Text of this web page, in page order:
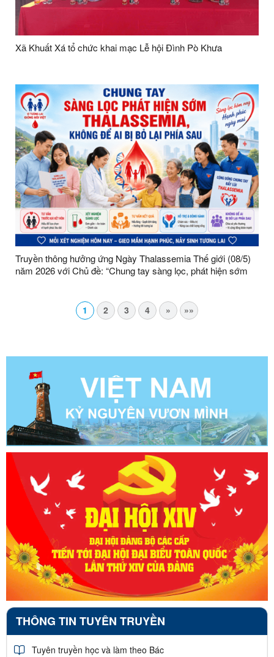
Xã Khuất Xá tổ chức khai mạc Lễ hội Đình Pò Khưa
Truyền thông hưởng ứng Ngày Thalassemia Thế giới (08/5)
năm 2026 với Chủ đề: “Chung tay sàng lọc, phát hiện sớm
1 2 3 4 » »»
THÔNG TIN TUYÊN TRUYỀN
Tuyên truyền học và làm theo Bác